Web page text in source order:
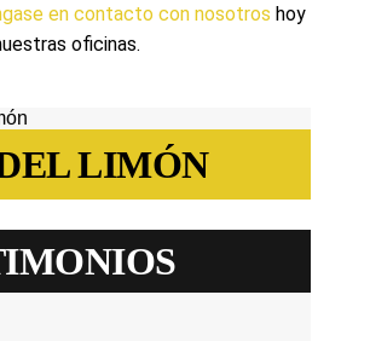
en contacto con nosotros hoy
oficinas.
LIMÓN